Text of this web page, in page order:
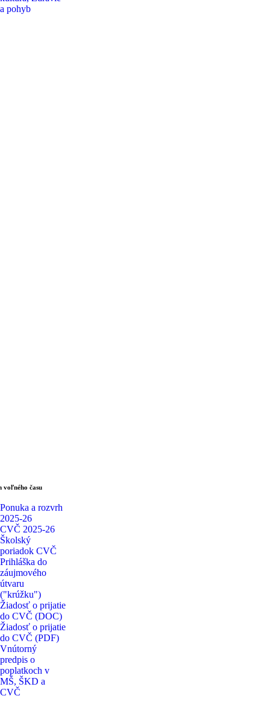
a pohyb
voľného času
Ponuka a rozvrh
2025-26
CVČ 2025-26
Školský
poriadok CVČ
Prihláška do
záujmového
útvaru
("krúžku")
Žiadosť o prijatie
do CVČ (DOC)
Žiadosť o prijatie
do CVČ (PDF)
Vnútorný
predpis o
poplatkoch v
MŠ, ŠKD a
CVČ